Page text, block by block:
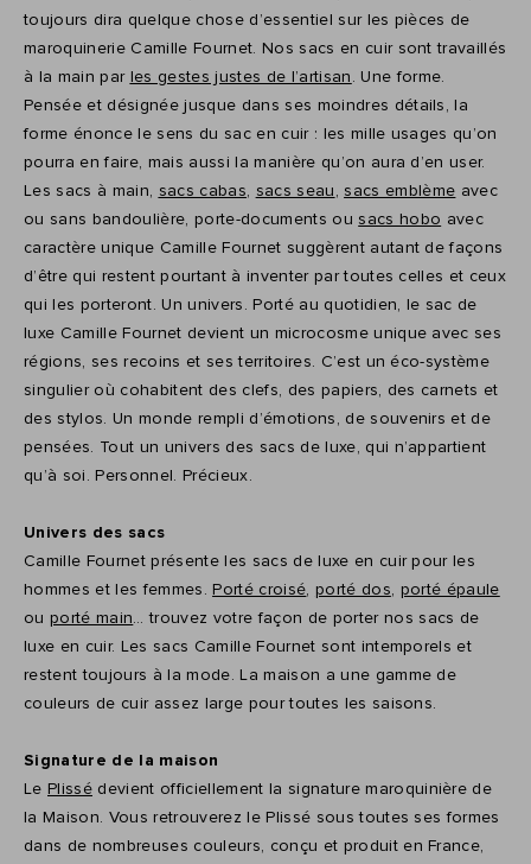
toujours dira quelque chose d’essentiel sur les pièces de
maroquinerie Camille Fournet. Nos sacs en cuir sont travaillés
à la main par les gestes justes de l’artisan
. Une forme.
Pensée et désignée jusque dans ses moindres détails, la
forme énonce le sens du sac en cuir : les mille usages qu’on
pourra en faire, mais aussi la manière qu’on aura d’en user.
Les sacs à main, sacs cabas sacs seau sacs emblème avec
ou sans bandoulière, porte-documents ou sacs hobo avec
caractère unique Camille Fournet suggèrent autant de façons
d’être qui restent pourtant à inventer par toutes celles et ceux
qui les porteront. Un univers. Porté au quotidien, le sac de
luxe Camille Fournet devient un microcosme unique avec ses
régions, ses recoins et ses territoires. C’est un éco-système
singulier où cohabitent des clefs, des papiers, des carnets et
des stylos. Un monde rempli d’émotions, de souvenirs et de
pensées. Tout un univers des sacs de luxe, qui n’appartient
qu’à soi. Personnel. Précieux.
Univers des sacs
Camille Fournet présente les sacs de luxe en cuir pour les
hommes et les femmes.Porté croisé porté dos
porté épaule
ou porté main … trouvez votre façon de porter nos sacs de
luxe en cuir. Les sacs Camille Fournet sont intemporels et
restent toujours à la mode. La maison a une gamme de
couleurs de cuir assez large pour toutes les saisons.
Signature de la maison
Le Plissédevient officiellement la signature maroquinière de
la Maison. Vous retrouverez le Plissé sous toutes ses formes
dans de nombreuses couleurs, conçu et produit en France,